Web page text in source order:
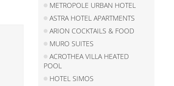
METROPOLE URBAN HOTEL
ASTRA HOTEL APARTMENTS
ARION COCKTAILS & FOOD
MURO SUITES
ACROTHEA VILLA HEATED
POOL
HOTEL SIMOS